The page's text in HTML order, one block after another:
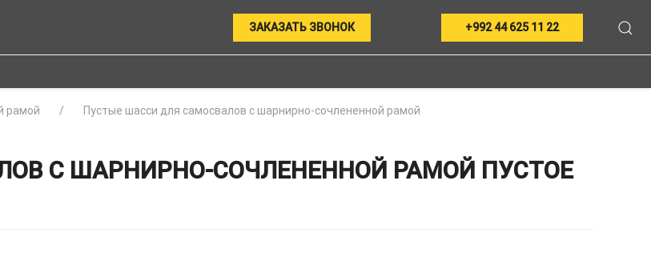
ЗАКАЗАТЬ ЗВОНОК +992 44 625 11 22
рамой Пустые шасси для самосвалов с шарнирно-сочлененной рамой
С ШАРНИРНО-СОЧЛЕНЕННОЙ РАМОЙ ПУСТОЕ